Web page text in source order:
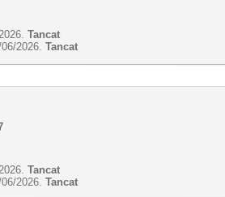
Tancat
06/2026.Tancat
Tancat
06/2026.Tancat